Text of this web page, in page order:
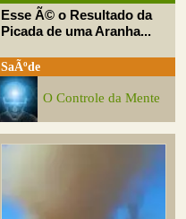
Esse Ã© o Resultado da
Picada de uma Aranha...
SaÃºde
O Controle da Mente